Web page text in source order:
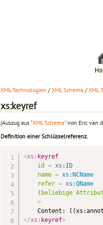
XML-Technologien /XML Schema /XML
xs:keyref
(Auszug aus "XML Schema" von Eric van
Definition einer Schlüsselreferenz.
<xs: keyref
id
= xs:ID
name = xs:NCName
refer = xs:QName
{beliebige
>
</xs: keyref>